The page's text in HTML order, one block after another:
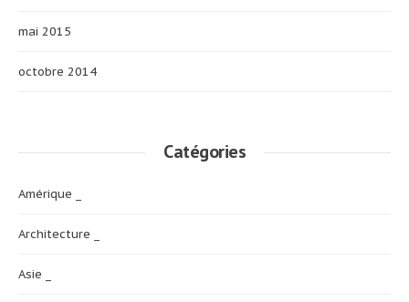
mai 2015
octobre 2014
Catégories
Amérique _
Architecture _
Asie _